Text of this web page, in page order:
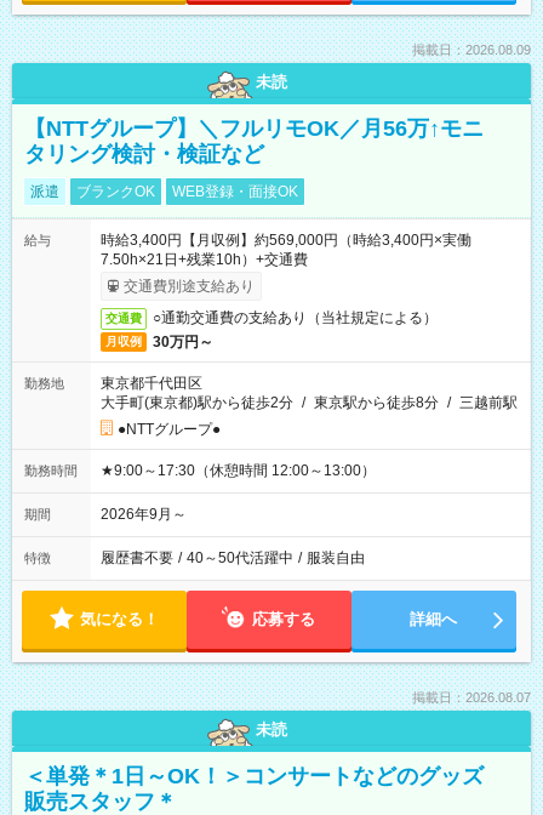
掲載日：2026.08.09
未読
【NTTグループ】＼フルリモOK／月56万↑モニ
タリング検討・検証など
派遣 ブランクOK WEB登録・面接OK
給与
時給3,400円【月収例】約569,000円（時給3,400円×実働
7.50h×21日+残業10h）+交通費
交通費別途支給あり
交通費 ○通勤交通費の支給あり（当社規定による）
月収例 30万円～
勤務地
東京都千代田区
大手町(東京都)駅から徒歩2分 / 東京駅から徒歩8分 / 三越前駅
●NTTグループ●
勤務時間 ★9:00～17:30（休憩時間 12:00～13:00）
期間 2026年9月～
特徴 履歴書不要 / 40～50代活躍中 / 服装自由
気になる！ 応募する 詳細へ
掲載日：2026.08.07
未読
＜単発＊1日～OK！＞コンサートなどのグッズ
販売スタッフ＊